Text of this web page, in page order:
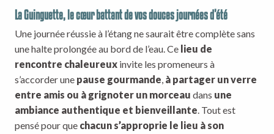
La Guinguette, le cœur battant de vos douces journées d’été
Une journée réussie à l’étang ne saurait être complète sans
une halte prolongée au bord de l’eau. Ce lieu de
rencontre chaleureux invite les promeneurs à
s’accorder une pause gourmande, à partager un verre
entre amis ou à grignoter un morceau dans une
ambiance authentique et bienveillante. Tout est
pensé pour que chacun s’approprie le lieu à son